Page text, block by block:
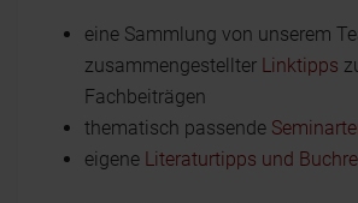
eine Sammlung von unserem
zusammengestellter Linktipps
Fachbeiträgen
thematisch passende
eigene Literaturtipps und